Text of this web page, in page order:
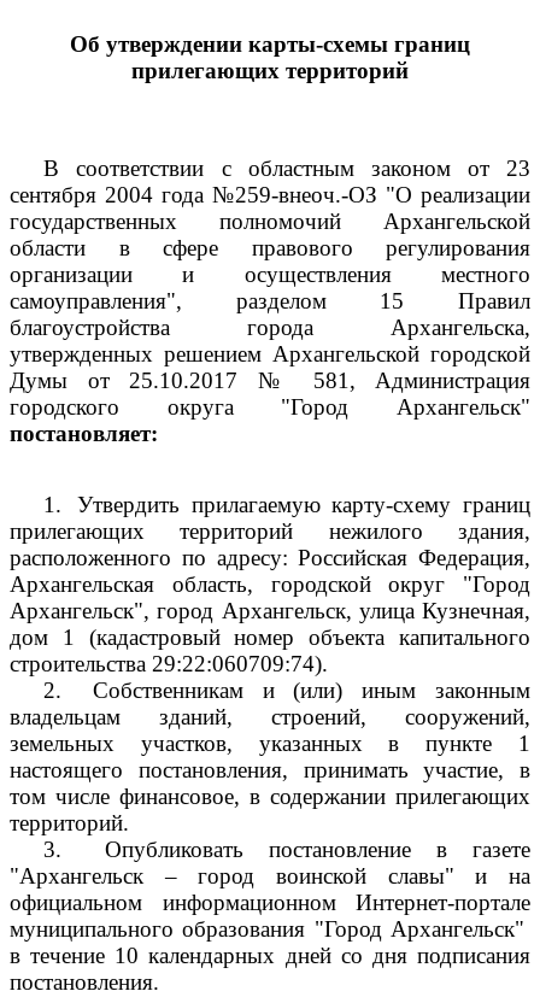
Об утверждении карты-схемы границ
прилегающих территорий
В соответствии с областным законом от 23
сентября 2004 года №259-внеоч.-ОЗ "О реализации
государственных полномочий Архангельской
области в сфере правового регулирования
организации и осуществления местного
самоуправления", разделом 15 Правил
благоустройства города Архангельска,
утвержденных решением Архангельской городской
Думы от 25.10.2017 № 581, Администрация
городского округа "Город Архангельск"
постановляет:
1.
Утвердить прилагаемую карту-схему границ
прилегающих территорий нежилого здания,
расположенного по адресу: Российская Федерация,
Архангельская область, городской округ "Город
Архангельск", город Архангельск, улица Кузнечная,
дом 1 (кадастровый номер объекта капитального
строительства 29:22:060709:74).
2.
Собственникам и (или) иным законным
владельцам зданий, строений, сооружений,
земельных участков, указанных в пункте 1
настоящего постановления, принимать участие, в
том числе финансовое, в содержании прилегающих
территорий.
3.
Опубликовать постановление в газете
"Архангельск – город воинской славы" и на
официальном информационном Интернет-портале
муниципального образования "Город Архангельск"
в течение 10 календарных дней со дня подписания
постановления.